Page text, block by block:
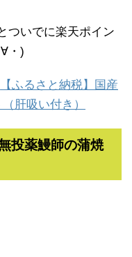
ついでに楽天ポイン
・)
【ふるさと納税】国産
肝吸い付き）
薬鰻師の蒲焼